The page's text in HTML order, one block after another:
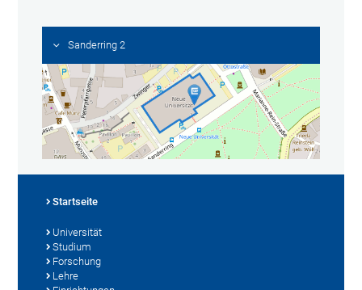
Sanderring 2
Startseite
Universität
Studium
Forschung
Lehre